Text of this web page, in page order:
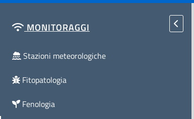
MONITORAGGI
Stazioni meteorologiche
Fitopatologia
Fenologia